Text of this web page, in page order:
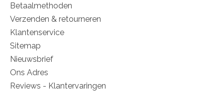
Betaalmethoden
Verzenden & retourneren
Klantenservice
Sitemap
Nieuwsbrief
Ons Adres
Reviews - Klantervaringen